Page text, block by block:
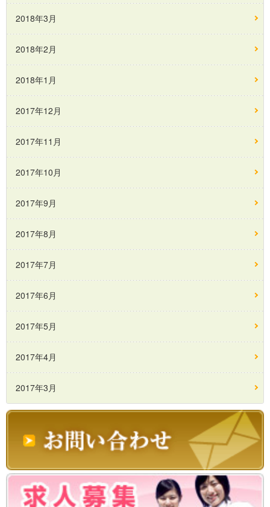
2018年3月
2018年2月
2018年1月
2017年12月
2017年11月
2017年10月
2017年9月
2017年8月
2017年7月
2017年6月
2017年5月
2017年4月
2017年3月